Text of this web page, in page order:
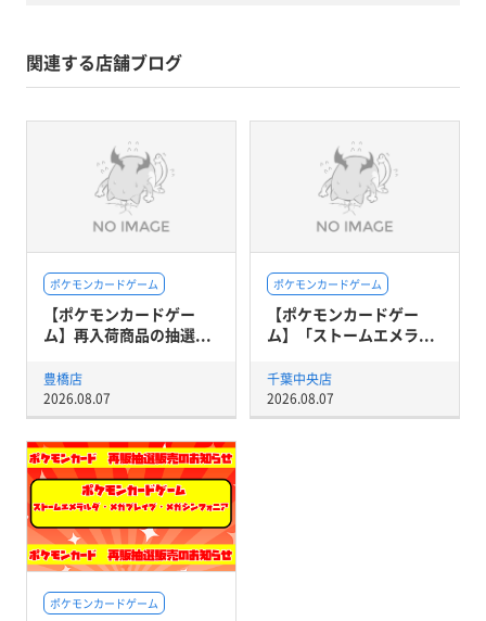
関連する店舗ブログ
ポケモンカードゲーム
【ポケモンカードゲー
ム】再入荷商品の抽選...
豊橋店
2026.08.07
ポケモンカードゲーム
【ポケモンカードゲー
ム】「ストームエメラ...
千葉中央店
2026.08.07
ポケモンカードゲーム